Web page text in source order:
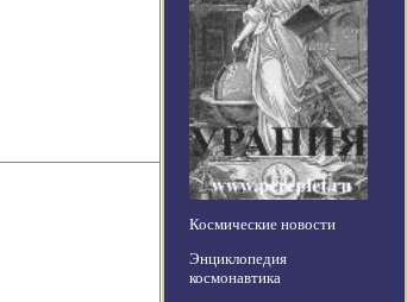
Космические новости
Энциклопедия
космонавтика